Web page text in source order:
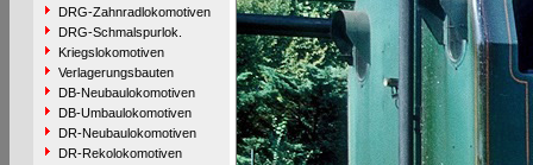
DRG-Zahnradlokomotiven
DRG-Schmalspurlok.
Kriegslokomotiven
Verlagerungsbauten
DB-Neubaulokomotiven
DB-Umbaulokomotiven
DR-Neubaulokomotiven
DR-Rekolokomotiven